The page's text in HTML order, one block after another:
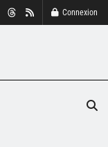
Connexion